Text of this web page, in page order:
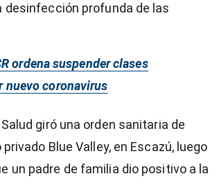
desinfección profunda de las
ordena suspender clases
nuevo coronavirus
giró una orden sanitaria de
Blue Valley, en Escazú, luego
un padre de familia dio positivo a la